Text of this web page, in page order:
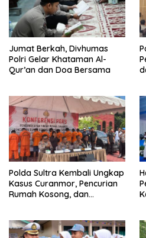
Jumat Berkah, Divhumas
Polri Gelar Khataman Al-
Qur’an dan Doa Bersama
Polda Sultra Kembali Ungkap
Kasus Curanmor, Pencurian
Rumah Kosong, dan